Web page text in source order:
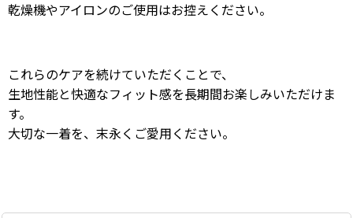
乾燥機やアイロンのご使用はお控えください。
これらのケアを続けていただくことで、
生地性能と快適なフィット感を長期間お楽しみいただけま
す。
大切な一着を、末永くご愛用ください。